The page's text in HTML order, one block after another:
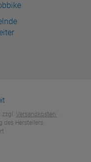
zzgl. Versandkosten .
des Herstellers.